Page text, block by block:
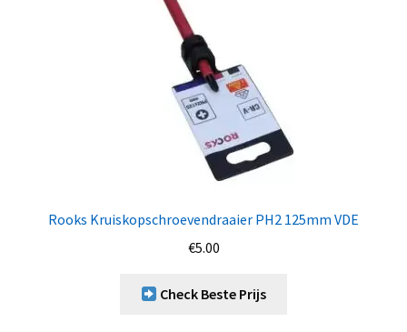
Rooks Kruiskopschroevendraaier PH2 125mm VDE
€5.00
Check Beste Prijs